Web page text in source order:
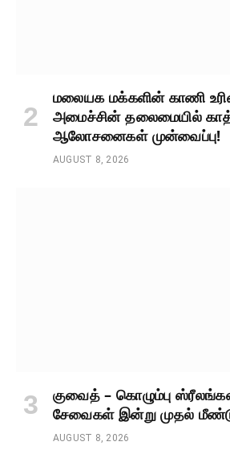
மலையக மக்களின் காணி
அமைச்சின் தலைமையில்
ஆலோசனைகள் முன்வைப்பு!
AUGUST 8, 2026
குவைத் – கொழும்பு
சேவைகள் இன்று முதல்
AUGUST 8, 2026